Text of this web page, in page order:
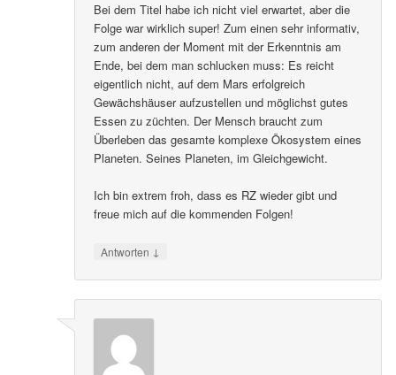
Bei dem Titel habe ich nicht viel erwartet, aber die
Folge war wirklich super! Zum einen sehr informativ,
zum anderen der Moment mit der Erkenntnis am
Ende, bei dem man schlucken muss: Es reicht
eigentlich nicht, auf dem Mars erfolgreich
Gewächshäuser aufzustellen und möglichst gutes
Essen zu züchten. Der Mensch braucht zum
Überleben das gesamte komplexe Ökosystem eines
Planeten. Seines Planeten, im Gleichgewicht.
Ich bin extrem froh, dass es RZ wieder gibt und
freue mich auf die kommenden Folgen!
Antworten ↓